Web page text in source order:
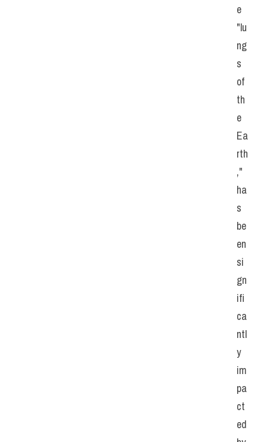
e
"lu
ng
s
of
th
e
Ea
rth
,"
ha
s
be
en
si
gn
ifi
ca
ntl
y
im
pa
ct
ed